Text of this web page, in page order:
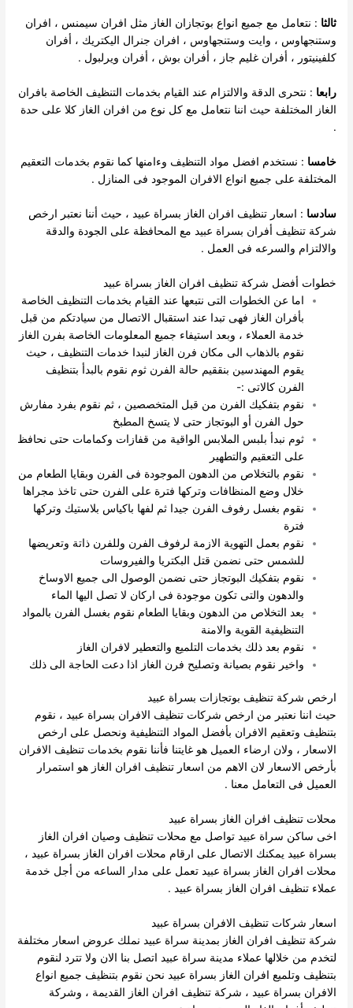
ثالثا : نتعامل مع جميع انواع بوتجازان الغاز مثل افران سيمنس ، افران
وستنجهاوس ، وايت وستنجهاوس ، افران جنرال اليكتريك ، أفران
كلفينيتور ، أفران غليم جاز ، أفران بوش ، أفران ويرلبول .
رابعا : نتحرى الدقة والالتزام عند القيام بخدمات التنظيف الخاصة بافران
الغاز المختلفة حيث اننا نتعامل مع كل نوع من افران الغاز كلا على حدة
.
خامسا : نستخدم افضل مواد التنظيف وءامنها كما نقوم بخدمات التعقيم
المختلفة على جميع انواع الافران الموجود فى المنازل .
سادسا : اسعار تنظيف افران الغاز بسراة عبيد ، حيث أننا نعتبر ارخص
شركة تنظيف أفران بسراة عبيد مع المحافظة على الجودة والدقة
والالتزام والسرعه فى العمل .
خطوات أفضل شركة تنظيف افران الغاز بسراة عبيد
اما عن الخطوات التى نتبعها عند القيام بخدمات التنظيف الخاصة
بأفران الغاز فهى تبدا عند استقبال الاتصال من سيادتكم من قبل
خدمة العملاء ، وبعد استيفاء جميع المعلومات الخاصة بفرن الغاز
نقوم بالذهاب الى مكان فرن الغاز لنبدا خدمات التنظيف ، حيث
يقوم المهندسين بنققيم حالة الفرن ثوم نقوم بالبدأ بتنظيف
الفرن كالاتى :-
نقوم بتفكيك الفرن من قبل المتخصصين ، ثم نقوم بفرد مفارش
حول الفرن أو البوتجاز حتى لا يتسخ المطبخ
ثوم نبدأ بلبس الملابس الواقية من قفازات وكمامات حتى نحافظ
على التعقيم والتطهير
نقوم بالتخلاص من الدهون الموجودة فى الفرن وبقايا الطعام من
خلال وضع المنظافات وتركها فترة على الفرن حتى تاخذ مجراها
نقوم بغسل رفوف الفرن جيدا ثم لفها باكياس بلاستيك وتركها
فترة
نقوم بعمل التهوية الازمة لرفوف الفرن وللفرن ذاتة وتعريضها
للشمس حتى نضمن قتل البكتريا والفيروسات
نقوم بتفكيك البوتجاز حتى نضمن الوصول الى جميع الاوساخ
والدهون والتى تكون موجودة فى اركان لا تصل اليها الماء
بعد التخلاص من الدهون وبقايا الطعام نقوم بغسل الفرن بالمواد
التنظيفية القوية والامنة
نقوم بعد ذلك بخدمات التلميع والتعطير لافران الغاز
واخير نقوم بصيانة وتصليح فرن الغاز اذا دعت الحاجة الى ذلك
ارخص شركة تنظيف بوتجازات بسراة عبيد
حيث اننا نعتبر من ارخص شركات تنظيف الافران بسراة عبيد ، نقوم
بتنظيف وتعقيم الافران بأفضل المواد التنظيفية ونحصل على ارخص
الاسعار ، ولان ارضاء العميل هو غايتنا فأننا نقوم بخدمات تنظيف الافران
بأرخص الاسعار لان الاهم من اسعار تنظيف افران الغاز هو استمرار
العميل فى التعامل معنا .
محلات تنظيف افران الغاز بسراة عبيد
اخى ساكن سراة عبيد تواصل مع محلات تنظيف وصيان افران الغاز
بسراة عبيد يمكنك الاتصال على ارقام محلات افران الغاز بسراة عبيد ،
محلات افران الغاز بسراة عبيد تعمل على مدار الساعه من أجل خدمة
عملاء تنظيف افران الغاز بسراة عبيد .
اسعار شركات تنظيف الافران بسراة عبيد
شركة تنظيف افران الغاز بمدينة سراة عبيد نملك عروض اسعار مختلفة
لتخدم من خلالها عملاء مدينة سراة عبيد اتصل بنا الان ولا تترد لنقوم
بتنظيف وتلميع افران الغاز بسراة عبيد نحن نقوم بتنظيف جميع انواع
الافران بسراة عبيد ، شركة تنظيف افران الغاز القديمة ، وشركة